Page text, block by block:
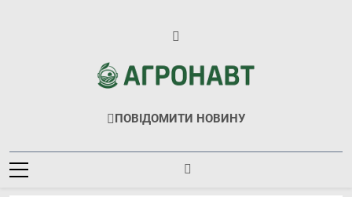
Агронавт
Новини Українського Агробізнесу
ПОВІДОМИТИ НОВИНУ